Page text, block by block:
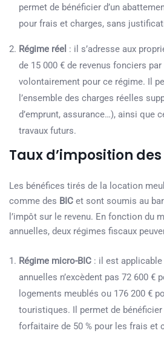
permet de bénéficier d’un
pour frais et charges, sans
Régime réel : il s’adresse aux
de 15 000 € de revenus fonciers
volontairement pour ce régime. Il
l’ensemble des charges réelles
d’emprunt, assurance…), ainsi que
travaux futurs.
Taux d’imposition des
Les bénéfices tirés de la location
comme des BIC et sont soumis au
l’impôt sur le revenu. En fonction du
annuelles, deux régimes fiscaux
Régime micro-BIC : il est
annuelles n’excèdent pas 72 600 €
logements meublés ou 176 200 €
touristiques. Il permet de bénéficier
forfaitaire de 50 % pour les frais et